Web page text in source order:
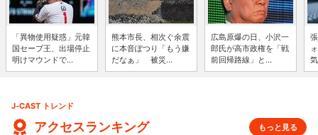
「異物使用疑惑」元韓
国セーブ王、出場停止
明けマウンドで...
熊本市長、相次ぐ余震
に本音ぽつり「もう嫌
だなぁ」 被災...
広島原爆の日、小沢一
郎氏が高市政権を「戦
前回帰路線」と...
J-CAST トレンド
アクセスランキング もっと見る